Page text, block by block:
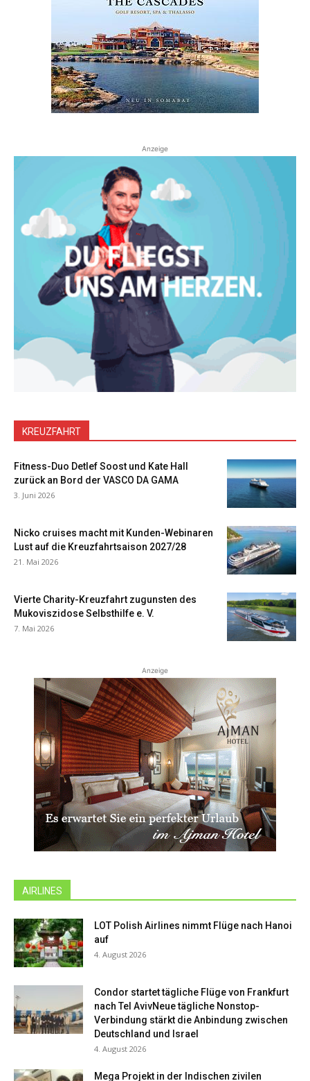
Anzeige
KREUZFAHRT
Fitness-Duo Detlef Soost und Kate Hall
zurück an Bord der VASCO DA GAMA
3. Juni 2026
Nicko cruises macht mit Kunden-Webinaren
Lust auf die Kreuzfahrtsaison 2027/28
21. Mai 2026
Vierte Charity-Kreuzfahrt zugunsten des
Mukoviszidose Selbsthilfe e. V.
7. Mai 2026
Anzeige
AIRLINES
LOT Polish Airlines nimmt Flüge nach Hanoi
auf
4. August 2026
Condor startet tägliche Flüge von Frankfurt
nach Tel AvivNeue tägliche Nonstop-
Verbindung stärkt die Anbindung zwischen
Deutschland und Israel
4. August 2026
Mega Projekt in der Indischen zivilen